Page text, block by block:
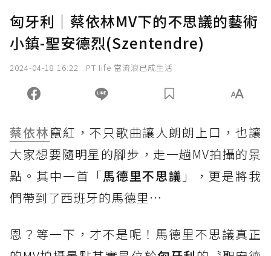
匈牙利｜蔡依林MV下的不思議的藝術
小鎮-聖安德烈(Szentendre)
2024-04-18 16:22 PT life 當流浪已成生活
蔡依林竄紅，不只歌曲讓人朗朗上口，也讓
大家想要隨明星的腳步，走一趟MV拍攝的景
點。其中一首「馬德里不思議 」，更是將我
們帶到了西班牙的馬德里…
恩？等一下，才不是呢！馬德里不思議真正